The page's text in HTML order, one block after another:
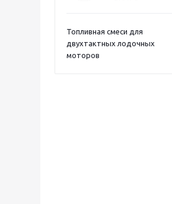
Топливная смеси для
двухтактных лодочных
моторов